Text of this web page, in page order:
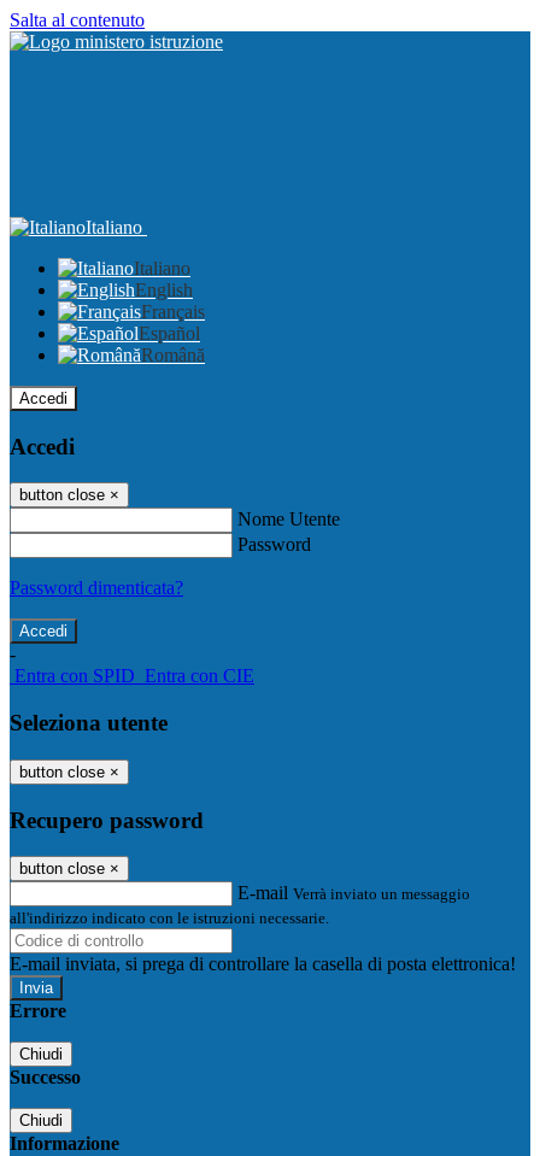
Salta al contenuto
Italiano
Italiano
English
Français
Español
Română
Accedi
Accedi
button close ×
Nome Utente
Password
Password dimenticata?
-
Entra con SPID Entra con CIE
Seleziona utente
button close ×
Recupero password
button close ×
E-mail Verrà inviato un messaggio
all'indirizzo indicato con le istruzioni necessarie.
E-mail inviata, si prega di controllare la casella di posta elettronica!
Errore
Chiudi
Successo
Chiudi
Informazione